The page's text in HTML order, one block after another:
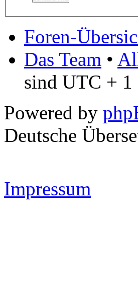
Foren-
Das Team •
sind UTC + 1
Powered by
Deutsche
Impressum